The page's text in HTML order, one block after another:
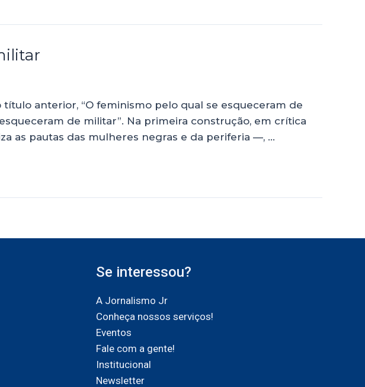
anterior, “O feminismo pelo qual se esqueceram de
de militar”. Na primeira construção, em crítica
as pautas das mulheres negras e da periferia —, …
Se interessou?
A Jornalismo Jr
Conheça nossos serviços!
Eventos
Fale com a gente!
Institucional
Newsletter